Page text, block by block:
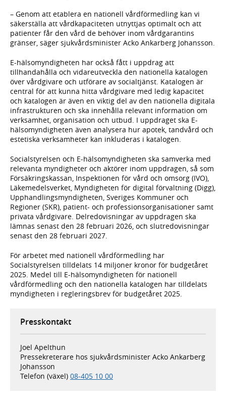
– Genom att etablera en nationell vårdförmedling kan vi
säkerställa att vårdkapaciteten utnyttjas optimalt och att
patienter får den vård de behöver inom vårdgarantins
gränser, säger sjukvårdsminister Acko Ankarberg Johansson.
E-hälsomyndigheten har också fått i uppdrag att
tillhandahålla och vidareutveckla den nationella katalogen
över vårdgivare och utförare av socialtjänst. Katalogen är
central för att kunna hitta vårdgivare med ledig kapacitet
och katalogen är även en viktig del av den nationella digitala
infrastrukturen och ska innehålla relevant information om
verksamhet, organisation och utbud. I uppdraget ska E-
hälsomyndigheten även analysera hur apotek, tandvård och
estetiska verksamheter kan inkluderas i katalogen.
Socialstyrelsen och E-hälsomyndigheten ska samverka med
relevanta myndigheter och aktörer inom uppdragen, så som
Försäkringskassan, Inspektionen för vård och omsorg (IVO),
Läkemedelsverket, Myndigheten för digital förvaltning (Digg),
Upphandlingsmyndigheten, Sveriges Kommuner och
Regioner (SKR), patient- och professionsorganisationer samt
privata vårdgivare. Delredovisningar av uppdragen ska
lämnas senast den 28 februari 2026, och slutredovisningar
senast den 28 februari 2027.
För arbetet med nationell vårdförmedling har
Socialstyrelsen tilldelats 14 miljoner kronor för budgetåret
2025. Medel till E-hälsomyndigheten för nationell
vårdförmedling och den nationella katalogen har tilldelats
myndigheten i regleringsbrev för budgetåret 2025.
Presskontakt
Joel Apelthun
Pressekreterare hos sjukvårdsminister Acko Ankarberg
Johansson
Telefon (växel) 08-405 10 00